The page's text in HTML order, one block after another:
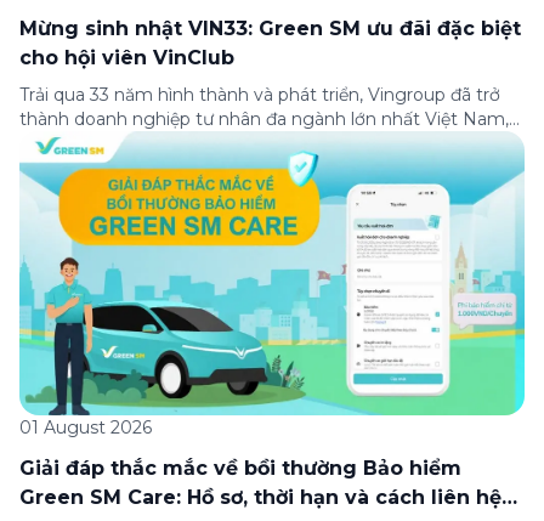
Mừng sinh nhật VIN33: Green SM ưu đãi đặc biệt
cho hội viên VinClub
Trải qua 33 năm hình thành và phát triển, Vingroup đã trở
thành doanh nghiệp tư nhân đa ngành lớn nhất Việt Nam,
lọt Top 30 doanh nghiệp lớn nhất Đông Nam Á theo bảng
xếp hạng của Tạp chí Fortune (Mỹ). Nhân kỷ niệm 33 năm
thành lập (8/8/1993 đến 8/8/2026), Green SM trân […]
01 August 2026
Giải đáp thắc mắc về bồi thường Bảo hiểm
Green SM Care: Hồ sơ, thời hạn và cách liên hệ